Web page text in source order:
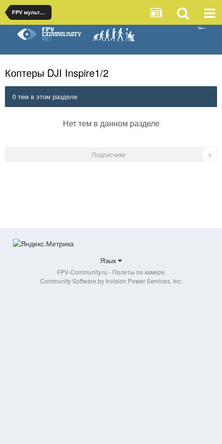
FPV мультикоптеры
Коптеры DJI Inspire1/2
0 тем в этом разделе
Нет тем в данном разделе
Подписчики 0
Язык
FPV-Community.ru - Полеты по камере
Community Software by Invision Power Services, Inc.